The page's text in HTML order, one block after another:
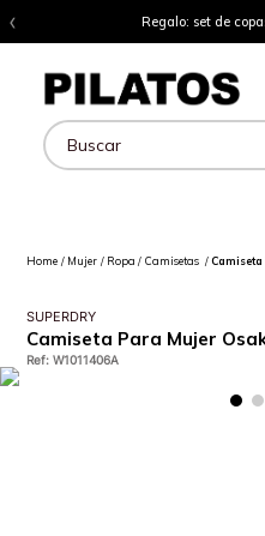
‹ Regalo: set de
Buscar
Mujer Ropa Camisetas Camiseta
SUPERDRY
Camiseta Para Mujer
Ref:W1011406A